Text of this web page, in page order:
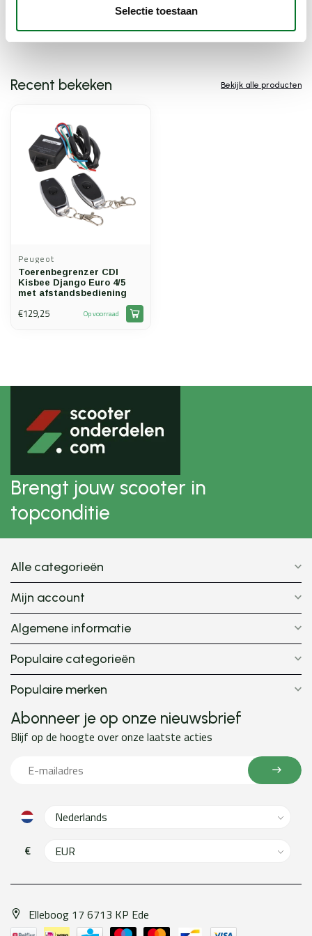
Selectie toestaan
toerenbegrenzer(8)
Recent bekeken Bekijk alle producten
Peugeot
Toerenbegrenzer CDI
Kisbee Django Euro 4/5
met afstandsbediening
€129,25 Op voorraad
Brengt jouw scooter in
topconditie
Alle categorieën
Mijn account
Algemene informatie
Populaire categorieën
Populaire merken
Abonneer je op onze nieuwsbrief
Blijf op de hoogte over onze laatste acties
€
Elleboog 17 6713 KP Ede